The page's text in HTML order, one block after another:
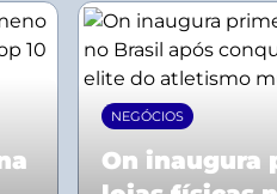
NEGÓCIOS
On inaugura